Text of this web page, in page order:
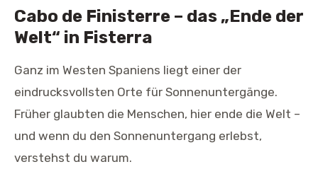
Cabo de Finisterre – das „Ende der
Welt“ in Fisterra
Ganz im Westen Spaniens liegt einer der
eindrucksvollsten Orte für Sonnenuntergänge.
Früher glaubten die Menschen, hier ende die Welt –
und wenn du den Sonnenuntergang erlebst,
verstehst du warum.